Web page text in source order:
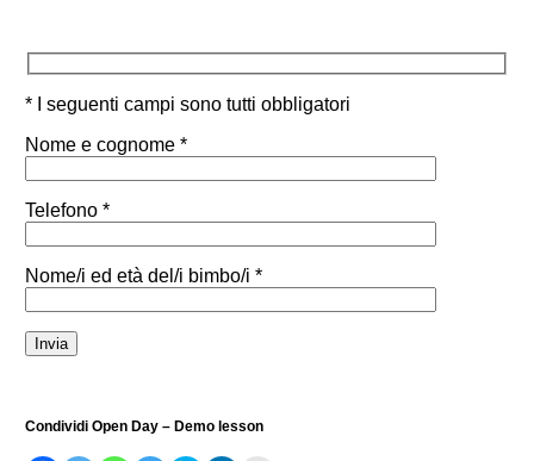
* I seguenti campi sono tutti obbligatori
Nome e cognome *
Telefono *
Nome/i ed età del/i bimbo/i *
Condividi Open Day – Demo lesson